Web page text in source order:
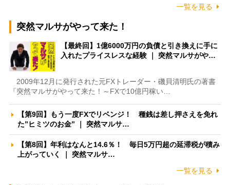
一覧を見る
突然マルサがやって来た！
【最終回】1億6000万円の負債と引き換えに手に
入れたプライスレスな経験 ｜ 突然マルサがや…
2009年12月に発行された元FXトレーダー・磯貝清明氏の著書
『突然マルサがやって来た！～FXで10億円稼い…
【第9回】もう一度FXでリベンジ！ 種銭は差し押さえを免れ
た”ヒミツのお金” ｜ 突然マルサ…
【第8回】年利はなんと14.6％！ 毎日5万円超の延滞税が積み
上がっていく ｜ 突然マルサ…
一覧を見る